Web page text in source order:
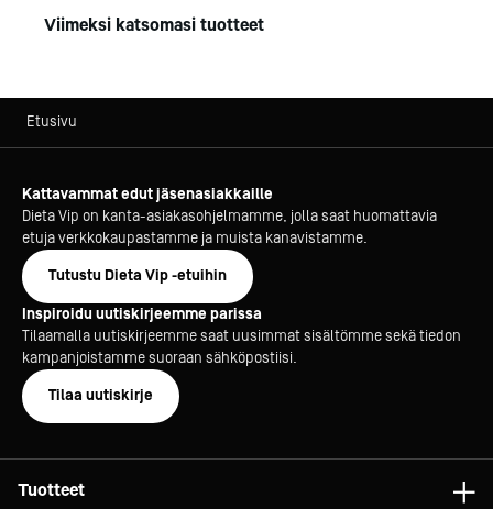
Viimeksi katsomasi tuotteet
Etusivu
Kattavammat edut jäsenasiakkaille
Dieta Vip on kanta-asiakasohjelmamme, jolla saat huomattavia
etuja verkkokaupastamme ja muista kanavistamme.
Tutustu Dieta Vip -etuihin
Inspiroidu uutiskirjeemme parissa
Tilaamalla uutiskirjeemme saat uusimmat sisältömme sekä tiedon
kampanjoistamme suoraan sähköpostiisi.
Tilaa uutiskirje
Tuotteet